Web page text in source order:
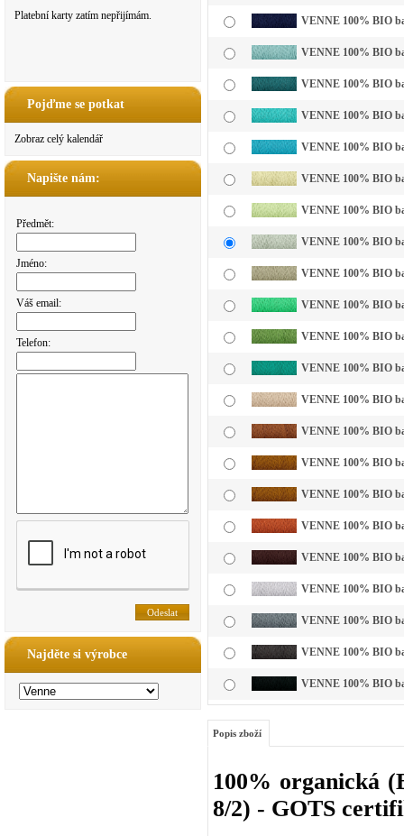
Platební karty zatím nepřijímám.
Pojďme se potkat
Zobraz celý kalendář
Napište nám:
Předmět:
Jméno:
Váš email:
Telefon:
Najděte si výrobce
VENNE 100% BIO
VENNE 100% BIO
VENNE 100% BIO
VENNE 100% BIO
VENNE 100% BIO
VENNE 100% BIO
VENNE 100% BIO
VENNE 100% BIO
VENNE 100% BIO
VENNE 100% BIO
VENNE 100% BIO
VENNE 100% BIO
VENNE 100% BIO
VENNE 100% BIO
VENNE 100% BIO
VENNE 100% BIO
VENNE 100% BIO
VENNE 100% BIO
VENNE 100% BIO
VENNE 100% BIO
VENNE 100% BIO
VENNE 100% BIO
Popis zboží
100% organická
8/2) - GOTS